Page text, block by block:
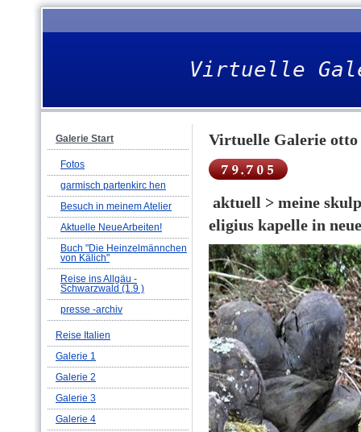
Virtuelle
Galerie Start
Fotos
garmisch partenkirc hen
Besuch in meinem Atelier
Aktuelle NeueArbeiten!
Buch "Die Heinzelmännchen
von Kälich"
Reise ins Allgäu -
Schwarzwald (1.9 )
presse -archiv
Reise Italien
Galerie 1
Galerie 2
Galerie 3
Galerie 4
Virtuelle Galerie otto
aktuell > meine
eligius kapelle in